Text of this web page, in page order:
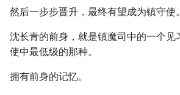
然后一步步晋升，最终有望成为镇守使。
沈长青的前身，就是镇魔司中的一个见
使中最低级的那种。
拥有前身的记忆。